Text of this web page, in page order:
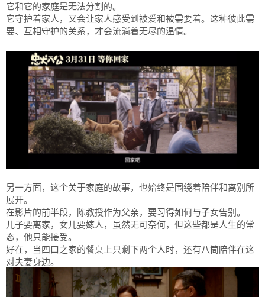
它和它的家庭是无法分割的。
它守护着家人，又会让家人感受到被爱和被需要着。这种彼此需
要、互相守护的关系，才会流淌着无尽的温情。
另一方面，这个关于家庭的故事，也始终是围绕着陪伴和离别所
展开。
在影片的前半段，陈教授作为父亲，要习得如何与子女告别。
儿子要离家，女儿要嫁人，虽然无可奈何，但这些都是人生的常
态，他只能接受。
好在，当四口之家的餐桌上只剩下两个人时，还有八筒陪伴在这
对夫妻身边。